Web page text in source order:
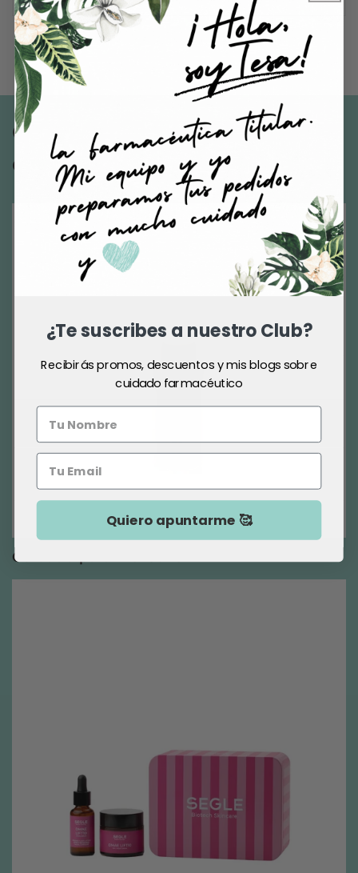
Quizás necesites algo de
estas categorías
Cuidado para Piel Joven
¿Te suscribes a nuestro Club?
Recibirás promos, descuentos y mis blogs sobre
cuidado farmacéutico
Quiero apuntarme 🥰